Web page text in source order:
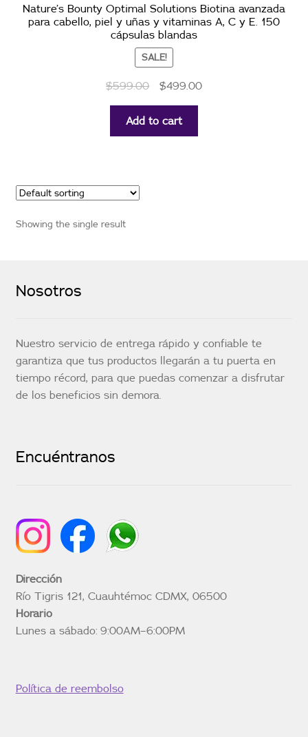
Nature’s Bounty Optimal Solutions Biotina avanzada
para cabello, piel y uñas y vitaminas A, C y E. 150
cápsulas blandas
SALE!
$599.00 $499.00
Add to cart
Showing the single result
Nosotros
Nuestro servicio de entrega rápido y confiable te
garantiza que tus productos llegarán a tu puerta en
tiempo récord, para que puedas comenzar a disfrutar
de los beneficios sin demora.
Encuéntranos
Dirección
Río Tigris 121, Cuauhtémoc CDMX, 06500
Horario
Lunes a sábado: 9:00AM–6:00PM
Política de reembolso